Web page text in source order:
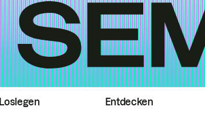
Loslegen Entdecken